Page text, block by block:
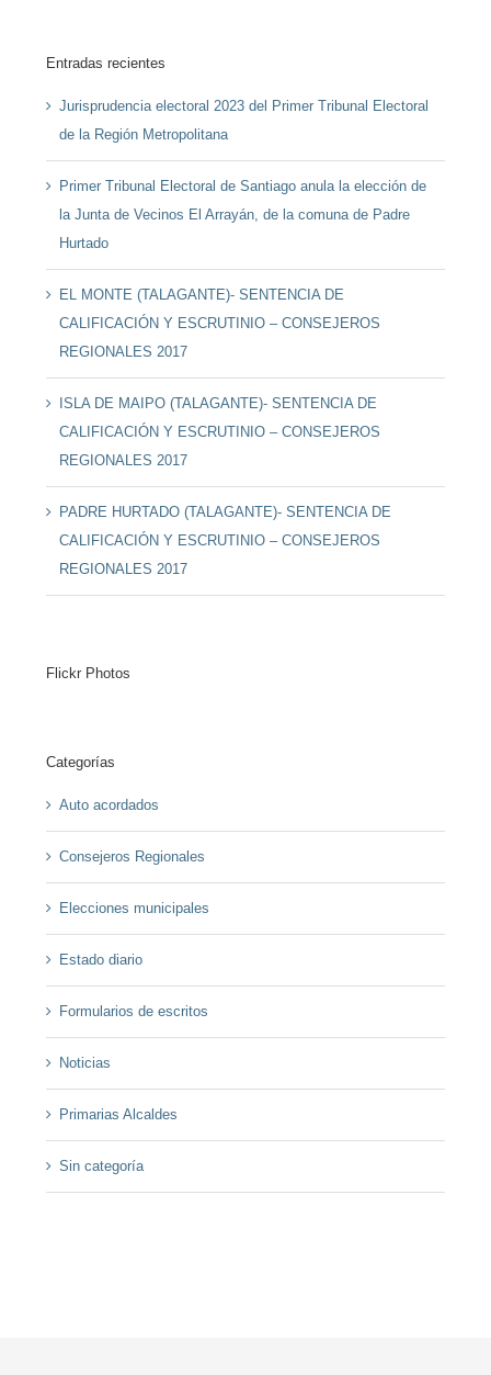
Entradas recientes
Jurisprudencia electoral 2023 del Primer Tribunal Electoral
de la Región Metropolitana
Primer Tribunal Electoral de Santiago anula la elección de
la Junta de Vecinos El Arrayán, de la comuna de Padre
Hurtado
EL MONTE (TALAGANTE)- SENTENCIA DE
CALIFICACIÓN Y ESCRUTINIO – CONSEJEROS
REGIONALES 2017
ISLA DE MAIPO (TALAGANTE)- SENTENCIA DE
CALIFICACIÓN Y ESCRUTINIO – CONSEJEROS
REGIONALES 2017
PADRE HURTADO (TALAGANTE)- SENTENCIA DE
CALIFICACIÓN Y ESCRUTINIO – CONSEJEROS
REGIONALES 2017
Flickr Photos
Categorías
Auto acordados
Consejeros Regionales
Elecciones municipales
Estado diario
Formularios de escritos
Noticias
Primarias Alcaldes
Sin categoría